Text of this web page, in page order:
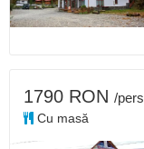
1790 RON /pers
Cu masă